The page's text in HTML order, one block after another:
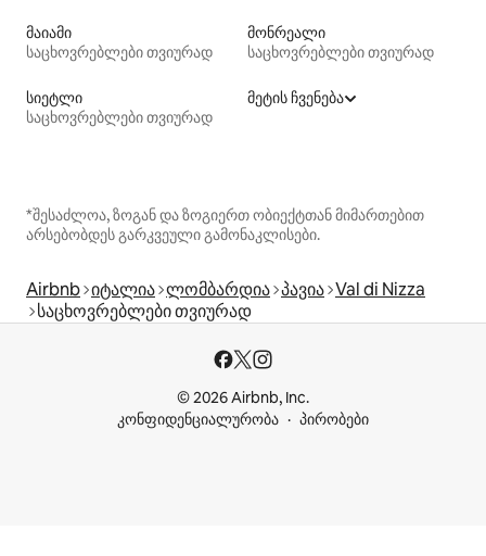
მაიამი
საცხოვრებლები თვიურად
მონრეალი
საცხოვრებლები თვიურად
სიეტლი
საცხოვრებლები თვიურად
მეტის ჩვენება
*შესაძლოა, ზოგან და ზოგიერთ ობიექტთან მიმართებით
არსებობდეს გარკვეული გამონაკლისები.
Airbnb იტალია ლომბარდია პავია Val di Nizza
საცხოვრებლები თვიურად
© 2026 Airbnb, Inc.
კონფიდენციალურობა
პირობები